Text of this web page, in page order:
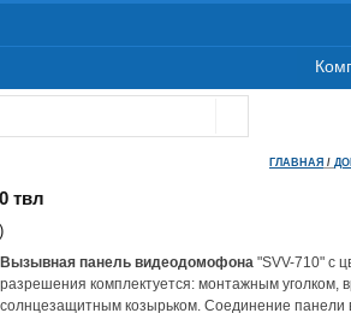
ГЛАВНАЯ /
твл
Вызывная панель видеодомофона "SVV-710" с
разрешения комплектуется: монтажным уголком,
солнцезащитным козырьком. Соединение панели